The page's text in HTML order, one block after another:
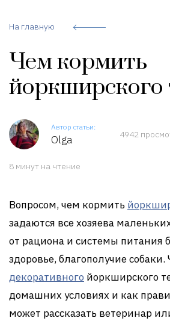
На главную
Чем кормить
йоркширского
Автор статьи:
Olga 4942
8 минут на чтение
Вопросом, чем кормить
задаются все хозяева
от рациона и системы питания
здоровье, благополучие
декоративного йоркширского
домашних условиях и как
может рассказать ветеринар